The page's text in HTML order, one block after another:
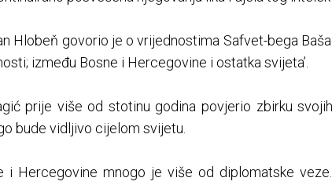
Hlobeň govorio je o vrijednostima Safvet-bega
između Bosne i Hercegovine i ostatka svijeta’.
prije više od stotinu godina povjerio zbirku
bude vidljivo cijelom svijetu.
i Hercegovine mnogo je više od diplomatske